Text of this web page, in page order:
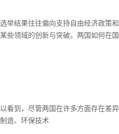
结果往往偏向支持自由经济政
领域的创新与突破。两国如何在
到，尽管两国在许多方面存在差
造、环保技术